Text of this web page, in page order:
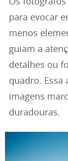
Os fotógrafos
para evocar
menos
guiam a
detalhes ou
quadro. Essa
imagens
duradouras.